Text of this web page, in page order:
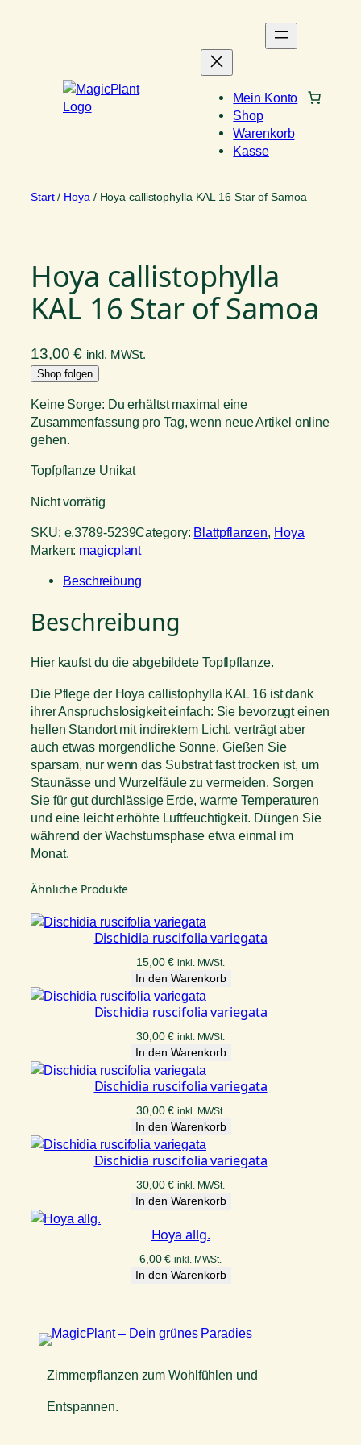
Mein Konto
Shop
Warenkorb
Kasse
Start/ Hoya / Hoya callistophylla KAL 16 Star of Samoa
Hoya callistophylla
KAL 16 Star of Samoa
13,00€ inkl. MWSt.
Shop folgen
Keine Sorge: Du erhältst maximal eine
Zusammenfassung pro Tag, wenn neue Artikel online
gehen.
Topfpflanze Unikat
Nicht vorrätig
SKU: e.3789-5239Category: Blattpflanzen, Hoya
Marken: magicplant
Beschreibung
Beschreibung
Hier kaufst du die abgebildete Topflpflanze.
Die Pflege der Hoya callistophylla KAL 16 ist dank
ihrer Anspruchslosigkeit einfach: Sie bevorzugt einen
hellen Standort mit indirektem Licht, verträgt aber
auch etwas morgendliche Sonne. Gießen Sie
sparsam, nur wenn das Substrat fast trocken ist, um
Staunässe und Wurzelfäule zu vermeiden. Sorgen
Sie für gut durchlässige Erde, warme Temperaturen
und eine leicht erhöhte Luftfeuchtigkeit. Düngen Sie
während der Wachstumsphase etwa einmal im
Monat.
Ähnliche Produkte
Dischidia ruscifolia variegata
15,00€ inkl. MWSt.
In den Warenkorb
Dischidia ruscifolia variegata
30,00€ inkl. MWSt.
In den Warenkorb
Dischidia ruscifolia variegata
30,00€ inkl. MWSt.
In den Warenkorb
Dischidia ruscifolia variegata
30,00€ inkl. MWSt.
In den Warenkorb
Hoya allg.
6,00€ inkl. MWSt.
In den Warenkorb
Zimmerpflanzen zum Wohlfühlen und
Entspannen.